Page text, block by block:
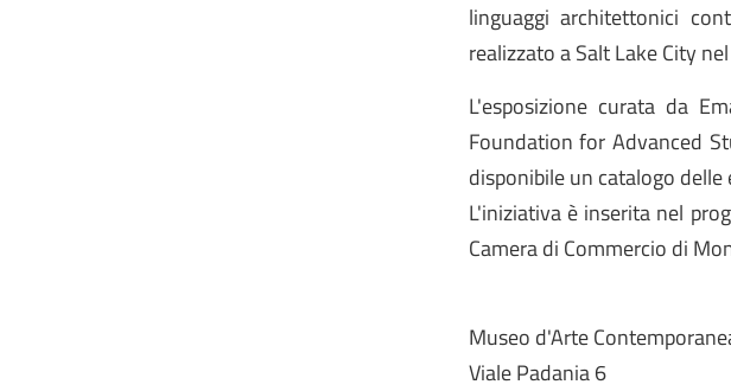
linguaggi architettonici
realizzato a Salt Lake City
L'esposizione curata da
Foundation for Advanced
disponibile un catalogo
L'iniziativa è inserita nel
Camera di Commercio di
Museo d'Arte
Viale Padania 6